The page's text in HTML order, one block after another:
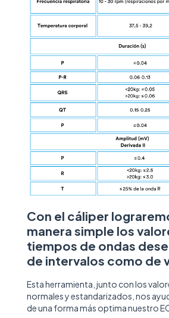
Con el cáliper
manera simple los
tiempos de ondas
de intervalos como de
Esta herramienta, junto con los
normales y estandarizados, nos
de una forma más optima nuestro